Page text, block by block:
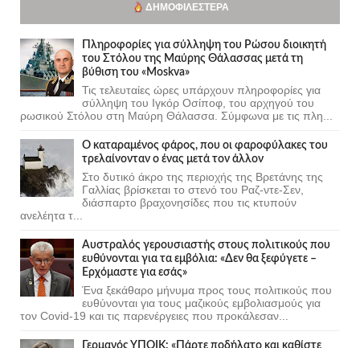
ΔΗΜΟΦΙΛΈΣΤΕΡΑ
Πληροφορίες για σύλληψη του Ρώσου διοικητή
του Στόλου της Mαύρης Θάλασσας μετά τη
βύθιση του «Moskva»
Τις τελευταίες ώρες υπάρχουν πληροφορίες για
σύλληψη του Ιγκόρ Οσίποφ, του αρχηγού του
ρωσικού Στόλου στη Μαύρη Θάλασσα. Σύμφωνα με τις πλη...
Ο καταραμένος φάρος, που οι φαροφύλακες του
τρελαίνονταν ο ένας μετά τον άλλον
Στο δυτικό άκρο της περιοχής της Βρετάνης της
Γαλλίας βρίσκεται το στενό του Ραζ-ντε-Σεν,
διάσπαρτο βραχονησίδες που τις κτυπούν
ανελέητα τ...
Αυστραλός γερουσιαστής στους πολιτικούς που
ευθύνονται για τα εμβόλια: «Δεν θα ξεφύγετε –
Ερχόμαστε για εσάς»
Ένα ξεκάθαρο μήνυμα προς τους πολιτικούς που
ευθύνονται για τους μαζικούς εμβολιασμούς για
τον Covid-19 και τις παρενέργειες που προκάλεσαν...
Γερμανός ΥΠΟΙΚ: «Πάρτε ποδήλατο και καθίστε